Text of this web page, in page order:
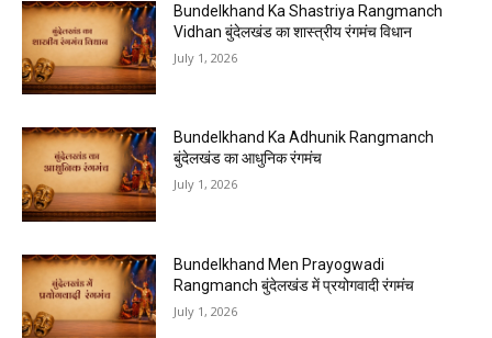
Bundelkhand Ka Shastriya Rangmanch
Vidhan बुंदेलखंड का शास्त्रीय रंगमंच विधान
July 1, 2026
Bundelkhand Ka Adhunik Rangmanch
बुंदेलखंड का आधुनिक रंगमंच
July 1, 2026
Bundelkhand Men Prayogwadi
Rangmanch बुंदेलखंड में प्रयोगवादी रंगमंच
July 1, 2026